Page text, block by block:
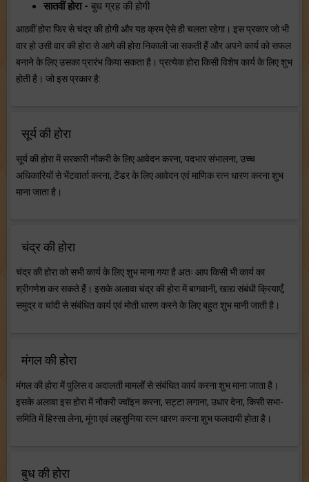
सातवीं होरा - बुध ग्रह की होगी
आठवीं होरा फिर से चंद्र की होगी और यह क्रम ऐसे ही चलता रहेगा। इस प्रकार जो भी
वार हो उसी वार की होरा से आगे की होरा निकाली जा सकती हैं और अपने कार्य को सफल
बनाने के लिए उसका प्रारंभ किया सकता है। प्रत्येक होरा किसी विशेष कार्य के लिए शुभ
होती है। जो इस प्रकार है:
सूर्य की होरा
सूर्य की होरा में सरकारी नौकरी के लिए आवेदन करना, पदभार संभालना, उच्च
अधिकारियों से भेंटवार्ता करना, टेंडर के लिए आवेदन एवं माणिक रत्न धारण करना शुभ
माना जाता है।
चंद्र की होरा
चंद्र की होरा को सभी कार्य के लिए शुभ माना गया है अतः आप किसी भी कार्य का
श्रीगणेश कर सकते हैं। इसके अलावा चंद्र की होरा में बागवानी, खाद्य संबंधी क्रियाएँ,
समुद्र व चांदी से संबंधित कार्य एवं मोती धारण करने के लिए बहुत शुभ मानी जाती है।
मंगल की होरा
मंगल की होरा में पुलिस व अदालती मामलों से संबंधित कार्य करना शुभ माना जाता है।
इसके अलावा इस होरा में नौकरी ज्वॉइन करना, सट्टा लगाना, उधार देना, किसी सभा-
समिति में हिस्सा लेना, मूंगा एवं लहसुनिया रत्न धारण करना शुभ फलदायी होता है।
बुध की होरा